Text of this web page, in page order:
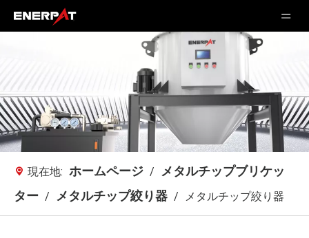
現在地: ホームページ /
メタルチップブリケッ
ター / メタルチップ絞り器 / メタルチップ絞り器